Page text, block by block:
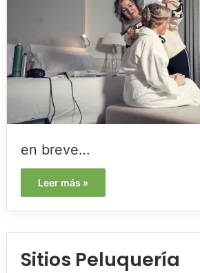
en breve…
Leer más »
Sitios Peluquería